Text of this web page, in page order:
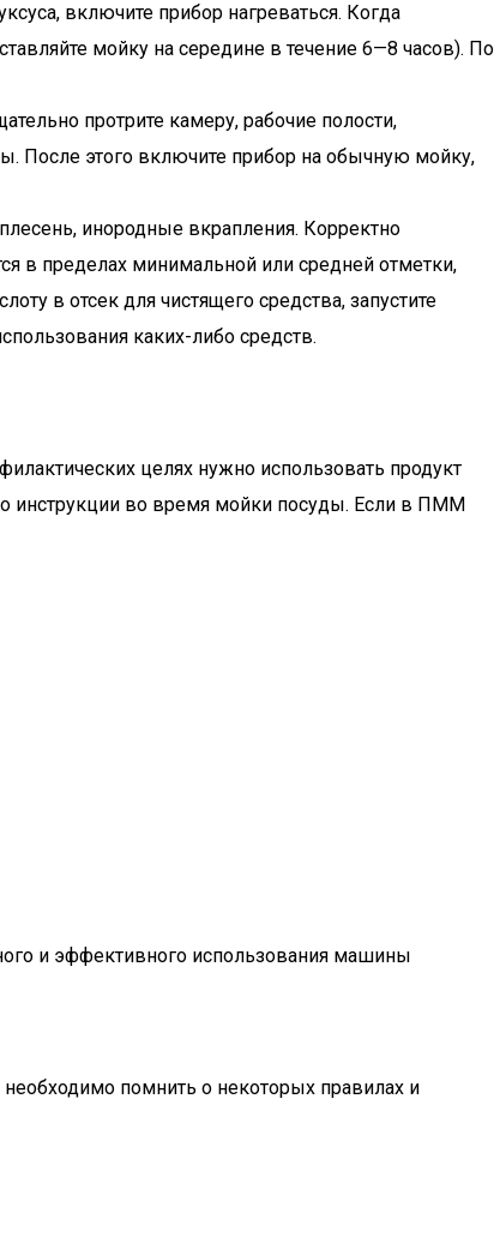
включите прибор нагреваться. Когда
мойку на середине в течение 6—8 часов). По
протрите камеру, рабочие полости,
После этого включите прибор на обычную мойку,
инородные вкрапления. Корректно
в пределах минимальной или средней отметки,
в отсек для чистящего средства, запустите
каких-либо средств.
целях нужно использовать продукт
инструкции во время мойки посуды. Если в ПММ
и эффективного использования машины
помнить о некоторых правилах и